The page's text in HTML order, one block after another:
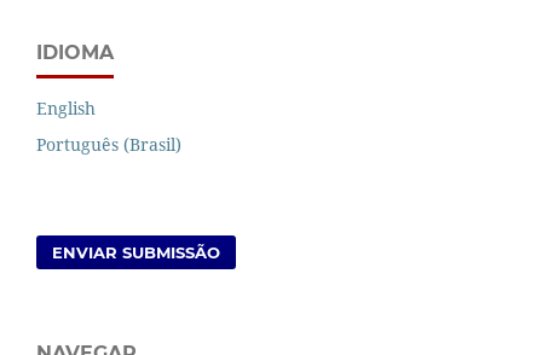
IDIOMA
English
Português (Brasil)
ENVIAR SUBMISSÃO